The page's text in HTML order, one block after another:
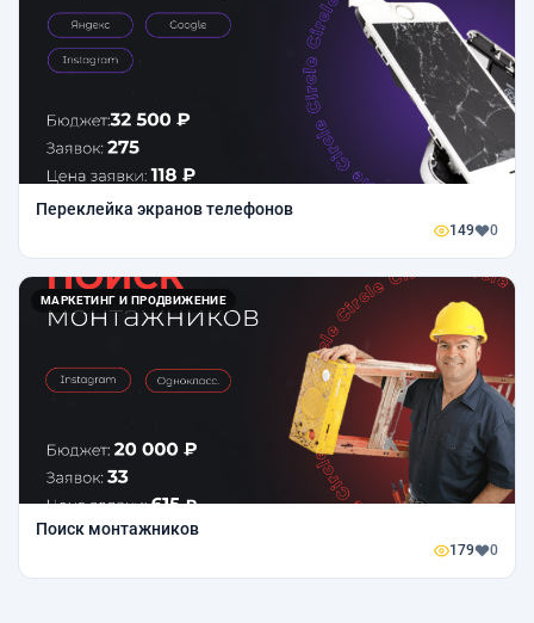
Переклейка экранов телефонов
149 0
МАРКЕТИНГ И ПРОДВИЖЕНИЕ
Поиск монтажников
179 0